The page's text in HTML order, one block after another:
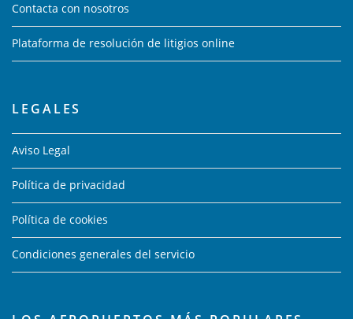
Contacta con nosotros
Plataforma de resolución de litigios online
LEGALES
Aviso Legal
Política de privacidad
Política de cookies
Condiciones generales del servicio